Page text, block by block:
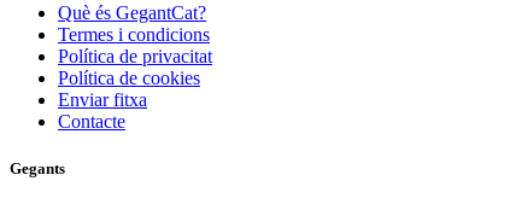
Què és GegantCat?
Termes i condicions
Política de privacitat
Política de cookies
Enviar fitxa
Contacte
Gegants